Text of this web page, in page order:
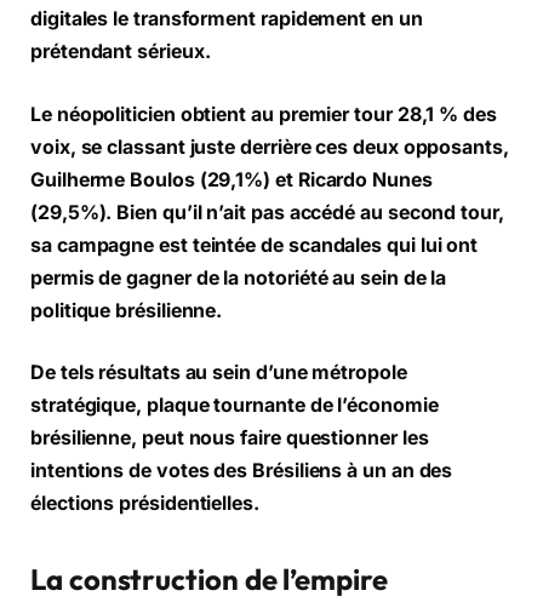
digitales le transforment rapidement en un
prétendant sérieux.
Le néopoliticien obtient au premier tour 28,1 % des
voix, se classant juste derrière ces deux opposants,
Guilherme Boulos (29,1%) et Ricardo Nunes
(29,5%). Bien qu’il n’ait pas accédé au second tour,
sa campagne est teintée de scandales qui lui ont
permis de gagner de la notoriété au sein de la
politique brésilienne.
De tels résultats au sein d’une métropole
stratégique, plaque tournante de l’économie
brésilienne, peut nous faire questionner les
intentions de votes des Brésiliens à un an des
élections présidentielles.
La construction de l’empire